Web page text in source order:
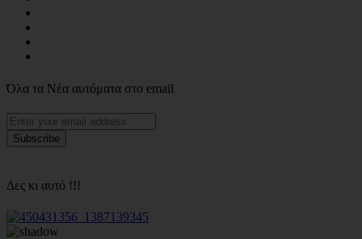
Όλα τα Νέα αυτόματα στο email
Δες κι αυτό !!!